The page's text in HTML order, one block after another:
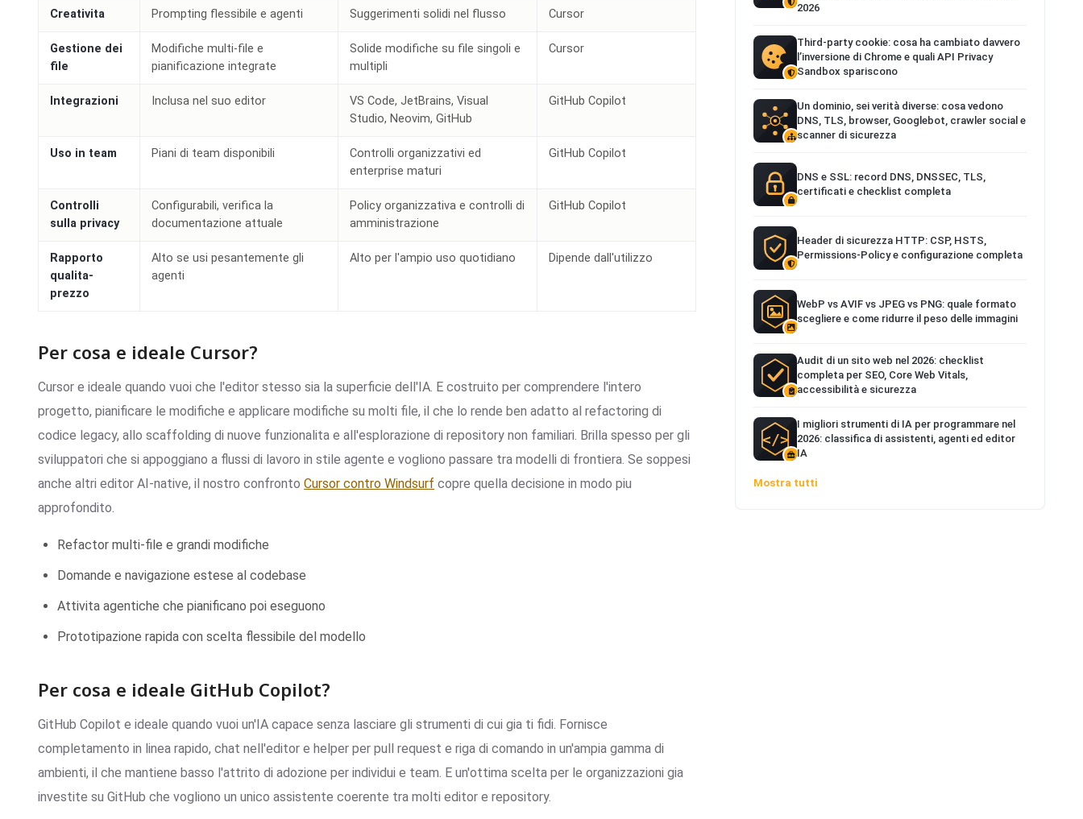
Creativita Prompting flessibile e agenti Suggerimenti solidi nel flusso Cursor
Gestione dei
file
Modifiche multi-file e
pianificazione integrate
Solide modifiche su file singoli e
multipli
Cursor
Integrazioni Inclusa nel suo editor
VS Code, JetBrains, Visual
Studio, Neovim, GitHub
GitHub Copilot
Uso in team Piani di team disponibili
Controlli organizzativi ed
enterprise maturi
GitHub Copilot
Controlli
sulla privacy
Configurabili, verifica la
documentazione attuale
Policy organizzativa e controlli di
amministrazione
GitHub Copilot
Rapporto
qualita-
prezzo
Alto se usi pesantemente gli
agenti
Alto per l'ampio uso quotidiano Dipende dall'utilizzo
Per cosa e ideale Cursor?
Cursor e ideale quando vuoi che l'editor stesso sia la superficie dell'IA. E costruito per comprendere l'intero
progetto, pianificare le modifiche e applicare modifiche su molti file, il che lo rende ben adatto al refactoring di
codice legacy, allo scaffolding di nuove funzionalita e all'esplorazione di repository non familiari. Brilla spesso per gli
sviluppatori che si appoggiano a flussi di lavoro in stile agente e vogliono passare tra modelli di frontiera. Se soppesi
anche altri editor AI-native, il nostro confrontoCursor contro Windsurf copre quella decisione in modo piu
approfondito.
Refactor multi-file e grandi modifiche
Domande e navigazione estese al codebase
Attivita agentiche che pianificano poi eseguono
Prototipazione rapida con scelta flessibile del modello
Per cosa e ideale GitHub Copilot?
GitHub Copilot e ideale quando vuoi un'IA capace senza lasciare gli strumenti di cui gia ti fidi. Fornisce
completamento in linea rapido, chat nell'editor e helper per pull request e riga di comando in un'ampia gamma di
ambienti, il che mantiene basso l'attrito di adozione per individui e team. E un'ottima scelta per le organizzazioni gia
investite su GitHub che vogliono un unico assistente coerente tra molti editor e repository.
2026
Third-party cookie: cosa ha cambiato davvero
l’inversione di Chrome e quali API Privacy
Sandbox spariscono
Un dominio, sei verità diverse: cosa vedono
DNS, TLS, browser, Googlebot, crawler social e
scanner di sicurezza
DNS e SSL: record DNS, DNSSEC, TLS,
certificati e checklist completa
Header di sicurezza HTTP: CSP, HSTS,
Permissions-Policy e configurazione completa
WebP vs AVIF vs JPEG vs PNG: quale formato
scegliere e come ridurre il peso delle immagini
Audit di un sito web nel 2026: checklist
completa per SEO, Core Web Vitals,
accessibilità e sicurezza
I migliori strumenti di IA per programmare nel
2026: classifica di assistenti, agenti ed editor
IA
Mostra tutti